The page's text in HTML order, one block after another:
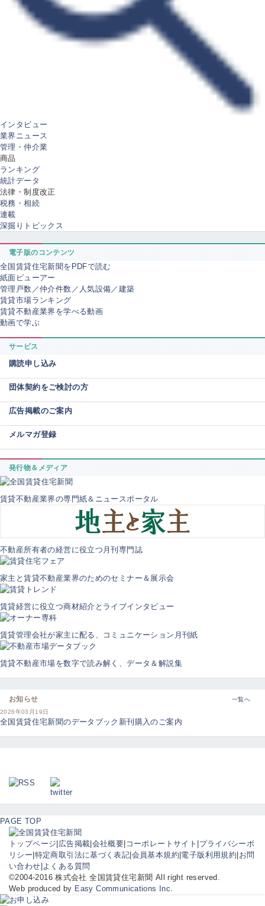
インタビュー
業界ニュース
管理・仲介業
商品
ランキング
統計データ
法律・制度改正
税務・相続
連載
深掘りトピックス
電子版のコンテンツ
全国賃貸住宅新聞をPDFで読む
紙面ビューアー
管理戸数／仲介件数／人気設備／建築
賃貸市場ランキング
賃貸不動産業界を学べる動画
動画で学ぶ
サービス
購読申し込み
団体契約をご検討の方
広告掲載のご案内
メルマガ登録
発行物＆メディア
賃貸不動産業界の専門紙＆ニュースポータル
不動産所有者の経営に役立つ月刊専門誌
家主と賃貸不動産業界のためのセミナー＆展示会
賃貸経営に役立つ商材紹介とライブインタビュー
賃貸管理会社が家主に配る、コミュニケーション月刊紙
賃貸不動産市場を数字で読み解く、データ＆解説集
お知らせ
一覧へ
2026年03月19日
全国賃貸住宅新聞のデータブック新刊購入のご案内
PAGE TOP
トップページ 広告掲載 会社概要 コーポレートサイト プライバシーポ
リシー 特定商取引法に基づく表記 会員基本規約 電子版利用規約 お問
い合わせ よくある質問
©2004-2016 株式会社 全国賃貸住宅新聞 All right reserved.
Web produced by Easy Communications Inc.